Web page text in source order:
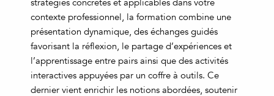
contexte professionnel, la formation combine une
présentation dynamique, des échanges guidés
favorisant la réflexion, le partage d’expériences et
l’apprentissage entre pairs ainsi que des activités
interactives appuyées par un coffre à outils. Ce
dernier vient enrichir les notions abordées, soutenir